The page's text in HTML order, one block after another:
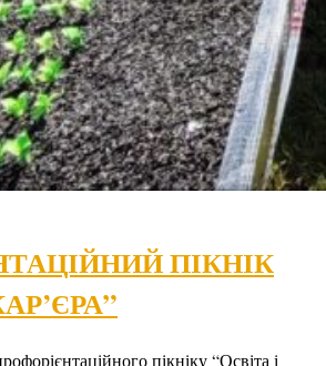
ПІКНІК
пікніку “Освіта і